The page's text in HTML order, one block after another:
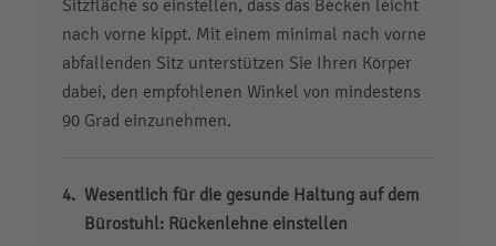
Sitzfläche so einstellen, dass das Becken leicht
nach vorne kippt. Mit einem minimal nach vorne
abfallenden Sitz unterstützen Sie Ihren Körper
dabei, den empfohlenen Winkel von mindestens
90 Grad einzunehmen.
Wesentlich für die gesunde Haltung auf dem
Bürostuhl: Rückenlehne einstellen